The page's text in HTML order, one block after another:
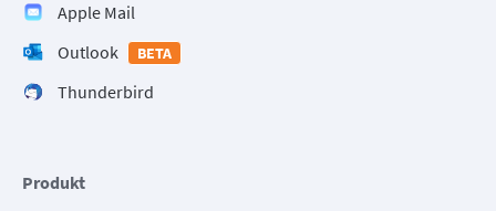
Apple Mail
Outlook
BETA
Thunderbird
Produkt